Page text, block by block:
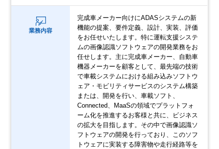
業務内容
完成車メーカー向けにADASシステムの新
機能の提案、要件定義、設計、実装、評価
をお任せいたします。特に運転支援システ
ムの画像認識ソフトウェアの開発業務をお
任せします。主に完成車メーカー、自動車
機器メーカーを顧客として、最先端の技術
で車載システムにおける組み込みソフトウ
ェア・モビリティサービスのシステム構築
または、開発を行い、車載ソフト、
Connected、MaaSの領域でプラットフォ
ーム化を推進するお客様と共に、ビジネス
の拡大を目指します。その中で画像認識ソ
フトウェアの開発を行っており、このソフ
トウェアに実装する障害物や走行経路等を